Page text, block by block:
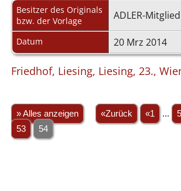
Besitzer des Originals
bzw. der Vorlage
ADLER-
Datum 20 Mrz 2014
Friedhof, Liesing, Liesing, 23.,
» Alles anzeigen «Zurück «1 ...
53
54